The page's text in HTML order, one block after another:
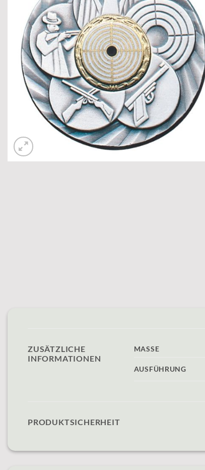
ZUSÄTZLICHE
INFORMATIONEN
MASSE
AUSFÜHRUNG
PRODUKTSICHERHEIT